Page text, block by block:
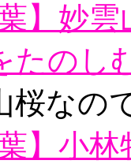
葉】妙
たのし
なの
葉】小